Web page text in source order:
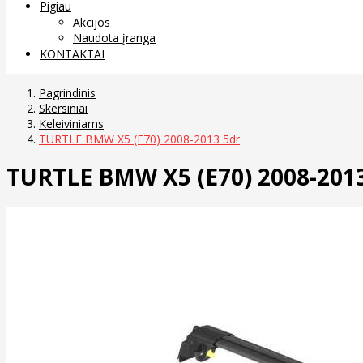
Pigiau
Akcijos
Naudota įranga
KONTAKTAI
Pagrindinis
Skersiniai
Keleiviniams
TURTLE BMW X5 (E70) 2008-2013 5dr
TURTLE BMW X5 (E70) 2008-